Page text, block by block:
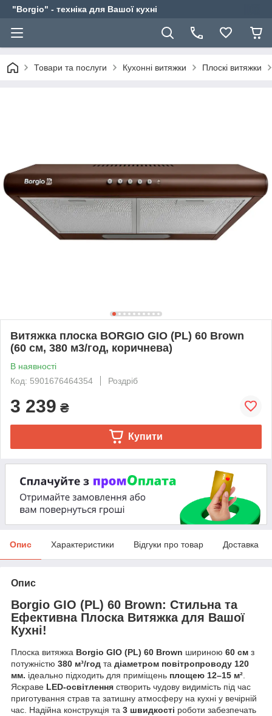
"Borgio" - техніка для Вашої кухні
Товари та послуги Кухонні витяжки Плоскі витяжки
Витяжка плоска BORGIO GIO (PL) 60 Brown
(60 см, 380 м3/год, коричнева)
В наявності
Код: 5901676464354
Роздріб
3 239 ₴
Купити
Опис Характеристики Відгуки про товар Доставка
Опис
Borgio GIO (PL) 60 Brown: Стильна та
Ефективна Плоска Витяжка для Вашої
Кухні!
Плоска витяжка Borgio GIO (PL) 60 Brown шириною 60 см з
потужністю 380 м³/год та діаметром повітропроводу 120
мм. ідеально підходить для приміщень площею 12–15 м²
Яскраве LED-освітлення створить чудову видимість під час
приготування страв та затишну атмосферу на кухні у вечірній
час. Надійна конструкція та 3 швидкості роботи забезпечать